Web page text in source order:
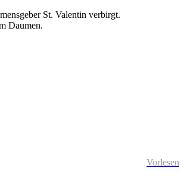
St. Valentin verbirgt.
Daumen.
Vorlesen